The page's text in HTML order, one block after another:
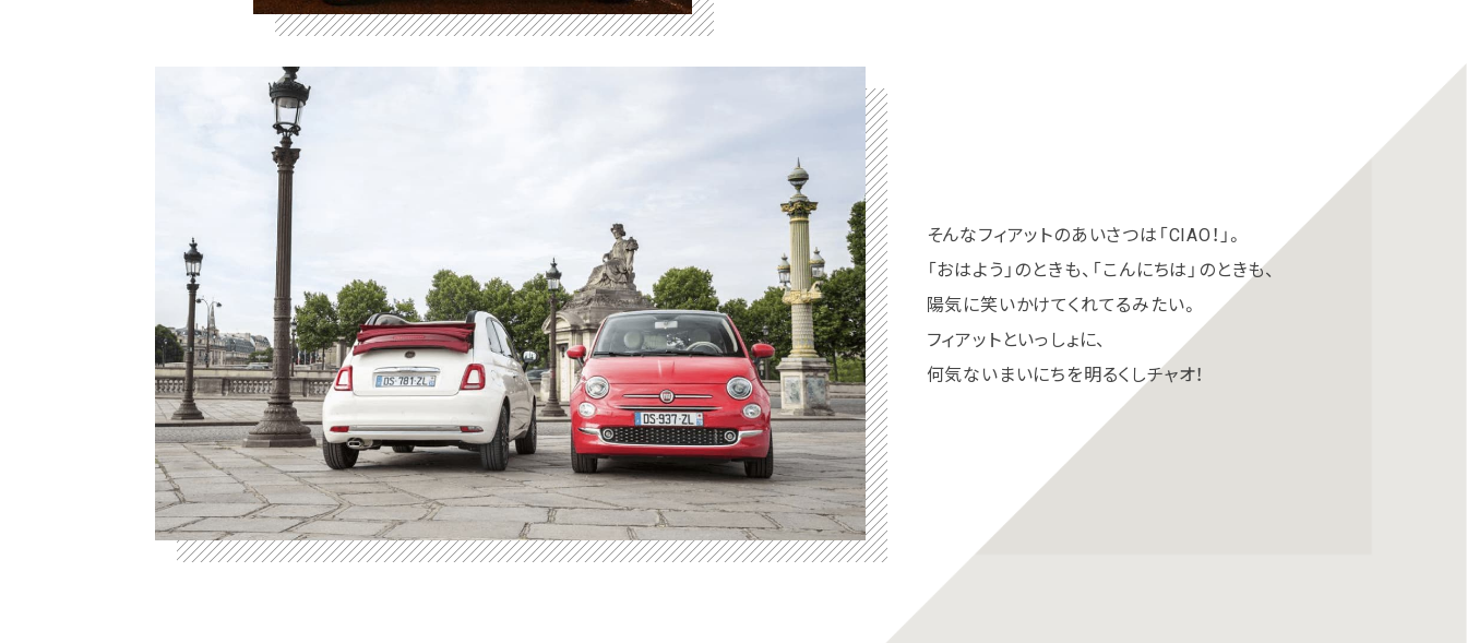
そんなフィアットのあいさつは「CIAO！」。
「おはよう」のときも、「こんにちは」のときも、
陽気に笑いかけてくれてるみたい。
フィアットといっしょに、
何気ないまいにちを明るくしチャオ！